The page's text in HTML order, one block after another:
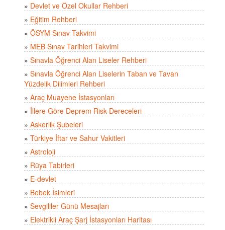
» Devlet ve Özel Okullar Rehberi
» Eğitim Rehberi
» ÖSYM Sınav Takvimi
» MEB Sınav Tarihleri Takvimi
» Sınavla Öğrenci Alan Liseler Rehberi
» Sınavla Öğrenci Alan Liselerin Taban ve Tavan
Yüzdelik Dilimleri Rehberi
» Araç Muayene İstasyonları
» İllere Göre Deprem Risk Dereceleri
» Askerlik Şubeleri
» Türkiye İftar ve Sahur Vakitleri
» Astroloji
» Rüya Tabirleri
» E-devlet
» Bebek İsimleri
» Sevgililer Günü Mesajları
» Elektrikli Araç Şarj İstasyonları Haritası